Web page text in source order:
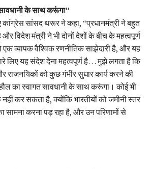
के साथ करूंगा”
सांसद थरूर ने कहा, “प्रधानमंत्री ने बहुत
विदेश मंत्री ने भी दोनों देशों के बीच के महत्वपूर्ण
एक व्यापक वैश्विक रणनीतिक साझेदारी है, और यह
लिए यह संदेश देना महत्वपूर्ण है… मुझे लगता है कि
राजनयिकों को कुछ गंभीर सुधार कार्य करने की
का स्वागत सावधानी के साथ करूंगा। कोई भी
कर सकता है, क्योंकि भारतीयों को जमीनी स्तर
सामना करना पड़ रहा है, और उन परिणामों से